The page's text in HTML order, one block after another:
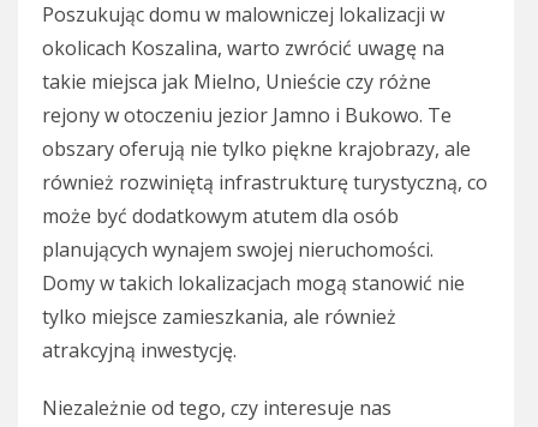
Poszukując domu w malowniczej lokalizacji w
okolicach Koszalina, warto zwrócić uwagę na
takie miejsca jak Mielno, Unieście czy różne
rejony w otoczeniu jezior Jamno i Bukowo. Te
obszary oferują nie tylko piękne krajobrazy, ale
również rozwiniętą infrastrukturę turystyczną, co
może być dodatkowym atutem dla osób
planujących wynajem swojej nieruchomości.
Domy w takich lokalizacjach mogą stanowić nie
tylko miejsce zamieszkania, ale również
atrakcyjną inwestycję.
Niezależnie od tego, czy interesuje nas